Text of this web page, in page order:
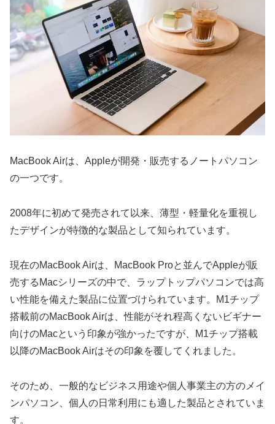
MacBook Airは、Appleが開発・販売するノートパソコン
の一つです。
2008年に初めて発売されて以来、薄型・軽量化を重視し
たデザインが特徴的な製品として知られています。
現在のMacBook Airは、MacBook Proと並んでAppleが販
売するMacシリーズの中で、ラップトップパソコンでは高
い性能を備えた製品に位置づけられています。M1チップ
搭載前のMacBook Airは、性能がそれ程高くないビギナー
向けのMacという印象が強かったですが、M1チップ搭載
以降のMacBook Airはその印象を覆してくれました。
そのため、一般的なビジネス用途や個人事業主の方のメイ
ンパソコン、個人の日常利用にも適した製品とされていま
す。